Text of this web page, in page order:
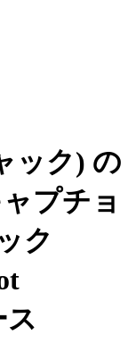
ック) の
プチョ
ク
ス